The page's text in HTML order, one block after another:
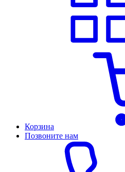
Корзина
Позвоните нам